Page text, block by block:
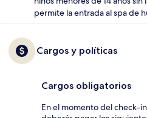
permite la entrada al spa de
Cargos y políticas
Cargos obligatorios
En el momento del check-